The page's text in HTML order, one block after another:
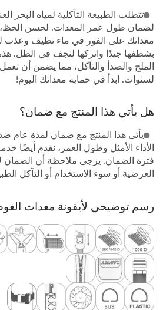
تتطلب الطبيعة التآكلية لمياه البحر
لضمان طول عمر المعدات. لحسن
بشطفها جيدًا واتركها لتجف في الظل.
الملح والصدأ والتآكل، مما يضمن أن
لسنوات. ابدأ في حماية معداتك اليوم!
هل يأتي هذا المنتج مع ضمان؟
يأتي هذا المنتج مع ضمان لمدة عام
الأداء الأمثل وطول العمر، نقدم أيضًا
فترة الضمان. يرجى ملاحظة أن الضمان
العرضية أو سوء الاستخدام أو التآكل
رسم توضيحي لأيقونة معدات